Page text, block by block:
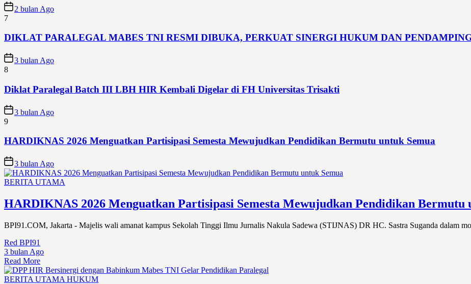
2 bulan Ago
7
DIKLAT PARALEGAL MABES TNI RESMI DIBUKA, PERKUAT SINERGI HUKUM DAN
3 bulan Ago
8
Diklat Paralegal Batch III LBH HIR Kembali Digelar di FH Universitas Trisakti
3 bulan Ago
9
HARDIKNAS 2026 Menguatkan Partisipasi Semesta Mewujudkan Pendidikan Bermutu untuk Semua
3 bulan Ago
BERITA UTAMA
HARDIKNAS 2026 Menguatkan Partisipasi Semesta Mewujudkan Pendidikan Bermutu
BPI91.COM, Jakarta - Majelis wali amanat kampus Sekolah Tinggi Ilmu Jurnalis Nakula Sadewa (STIJNAS) DR HC. Sastra Suganda dalam
Red BPI91
3 bulan Ago
Read More
BERITA UTAMA HUKUM